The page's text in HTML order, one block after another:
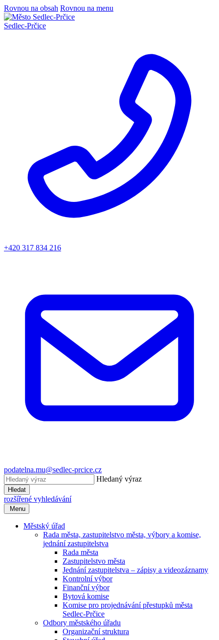
Rovnou na obsah Rovnou na menu
Sedlec-Prčice
+420 317 834 216
podatelna.mu@sedlec-prcice.cz
Hledaný výraz
Hledat
rozšířené vyhledávání
Menu
Městský úřad
Rada města, zastupitelstvo města, výbory a komise,
jednání zastupitelstva
Rada města
Zastupitelstvo města
Jednání zastupitelstva – zápisy a videozáznamy
Kontrolní výbor
Finanční výbor
Bytová komise
Komise pro projednávání přestupků města
Sedlec-Prčice
Odbory městského úřadu
Organizační struktura